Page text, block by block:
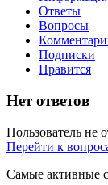
Ответы
Вопросы
Подписки
Нравится
Нет ответов
Пользователь не
Перейти к
Самые активные